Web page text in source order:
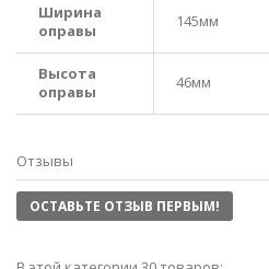
Ширина
оправы
145мм
Высота
оправы
46мм
Отзывы
ОСТАВЬТЕ ОТЗЫВ ПЕРВЫМ!